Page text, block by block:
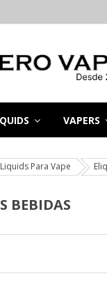
VAPERS
Liquids Para Vape
BEBIDAS